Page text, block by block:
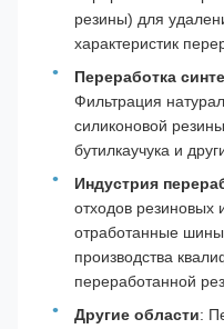
резины) для
характеристик
Переработка
Фильтрация
силиконовой
бутилкаучука и
Индустрия
отходов резиновых
отработанные
производства
переработанной
Другие области: